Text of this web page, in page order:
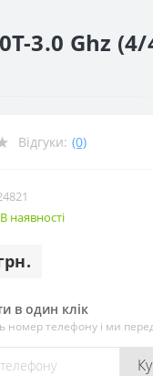
3.0 Ghz (4/
Відгуки: (0)
В наявності
в один клік
номер телефону і ми